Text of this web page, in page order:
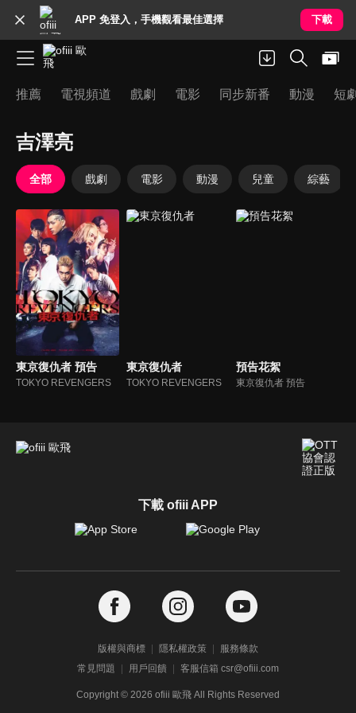
APP 免登入，手機觀看最佳選擇 下載
推薦 電視頻道 戲劇 電影 同步新番 動漫 短
吉澤亮
全部 戲劇 電影 動漫 兒童 綜藝
東京復仇者 預告
TOKYO REVENGERS
東京復仇者
TOKYO REVENGERS
預告花絮
東京復仇者 預告
下載 ofiii APP
版權與商標 隱私權政策
服務條款
常見問題
用戶回饋 客服信箱 csr@ofiii.com
Copyright © 2026 ofiii 歐飛 All Rights Reserved